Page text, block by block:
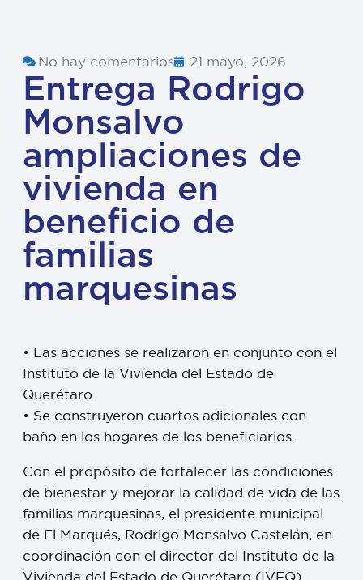
No hay comentarios 21 mayo, 2026
Entrega Rodrigo
Monsalvo
ampliaciones de
vivienda en
beneficio de
familias
marquesinas
•⁠ ⁠Las acciones se realizaron en conjunto con el
Instituto de la Vivienda del Estado de
Querétaro.
•⁠ ⁠Se construyeron cuartos adicionales con
baño en los hogares de los beneficiarios.
Con el propósito de fortalecer las condiciones
de bienestar y mejorar la calidad de vida de las
familias marquesinas, el presidente municipal
de El Marqués, Rodrigo Monsalvo Castelán, en
coordinación con el director del Instituto de la
Vivienda del Estado de Querétaro (IVEQ),